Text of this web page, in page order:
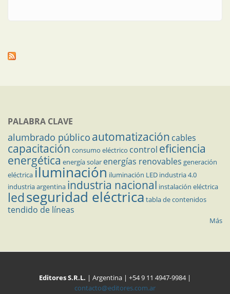
PALABRA CLAVE
alumbrado público automatización cables
capacitación consumo eléctrico control eficiencia
energética energía solar energías renovables generación
eléctricailuminación iluminación LED industria 4.0
industria argentina industria nacional instalación eléctrica
ledseguridad eléctrica tabla de contenidos
tendido de líneas
Más
Editores S.R.L. | Argentina | +54 9 11 4947-9984 |
contacto@editores.com.ar